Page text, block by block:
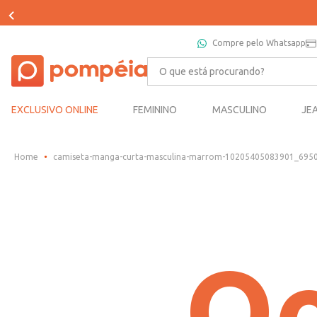
Compre pelo Whatsapp
O que está procurando?
EXCLUSIVO ONLINE FEMININO MASCULINO
camiseta-manga-curta-masculina-marrom-